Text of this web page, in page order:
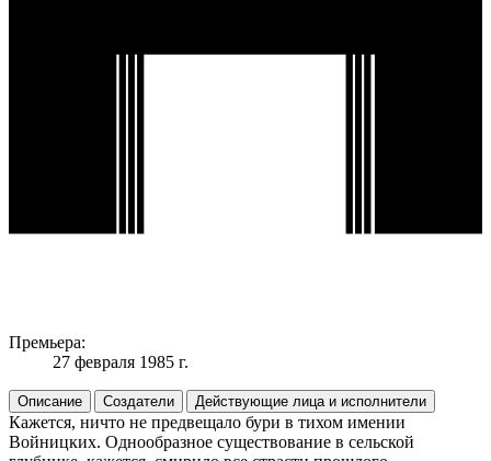
Премьера:
27 февраля 1985 г.
Описание Создатели Действующие лица и исполнители
Кажется, ничто не предвещало бури в тихом имении
Войницких. Однообразное существование в сельской